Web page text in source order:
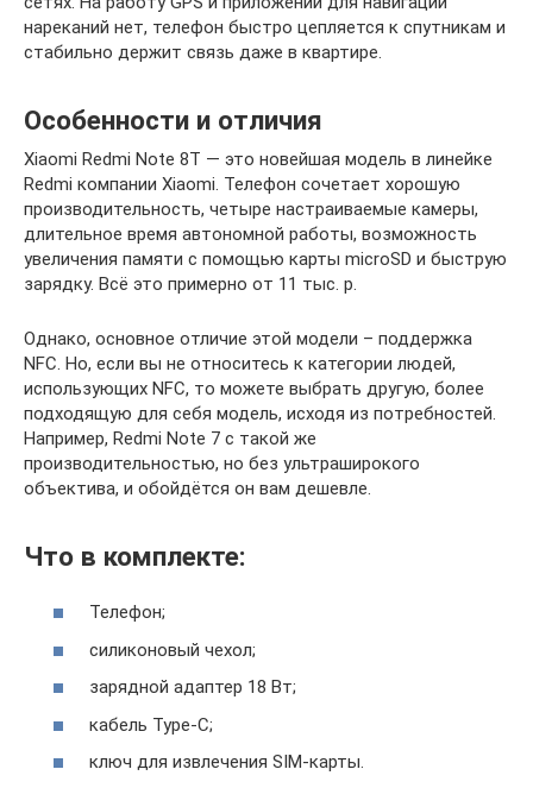
нареканий нет, телефон быстро цепляется к спутникам и
стабильно держит связь даже в квартире.
Особенности и отличия
Xiaomi Redmi Note 8T — это новейшая модель в линейке
Redmi компании Xiaomi. Телефон сочетает хорошую
производительность, четыре настраиваемые камеры,
длительное время автономной работы, возможность
увеличения памяти с помощью карты microSD и быструю
зарядку. Всё это примерно от 11 тыс. р.
Однако, основное отличие этой модели – поддержка
NFC. Но, если вы не относитесь к категории людей,
использующих NFC, то можете выбрать другую, более
подходящую для себя модель, исходя из потребностей.
Например, Redmi Note 7 с такой же
производительностью, но без ультраширокого
объектива, и обойдётся он вам дешевле.
Что в комплекте:
Телефон;
силиконовый чехол;
зарядной адаптер 18 Вт;
кабель Type-C;
ключ для извлечения SIM-карты.